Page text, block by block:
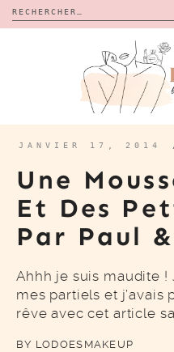
Rechercher :
CALENDRIERS DE
BON PLAN
À PROPOS
CONTACT
JANVIER 17, 2014
Une
Et Des
Par Paul
Ahhh je suis maudite
mes partiels et j’avais
rêve avec cet article
BY LODOESMAKEUP